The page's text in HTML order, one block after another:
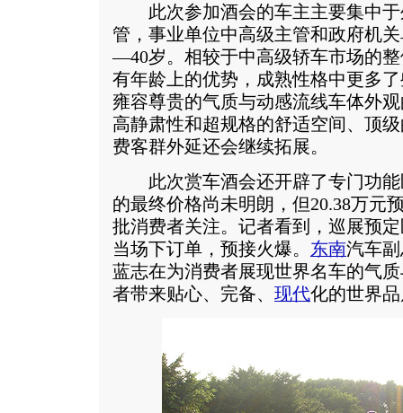
此次参加酒会的车主主要集中于
管，事业单位中高级主管和政府机
—40岁。相较于中高级轿车市场的
有年龄上的优势，成熟性格中更多
雍容尊贵的气质与动感流线车体外
高静肃性和超规格的舒适空间、顶
费客群外延还会继续拓展。
此次赏车酒会还开辟了专门功能
的最终价格尚未明朗，但20.38万元
批消费者关注。记者看到，巡展预
当场下订单，预接火爆。 东南汽车
蓝志在为消费者展现世界名车的气
者带来贴心、完备、 现代化的世界